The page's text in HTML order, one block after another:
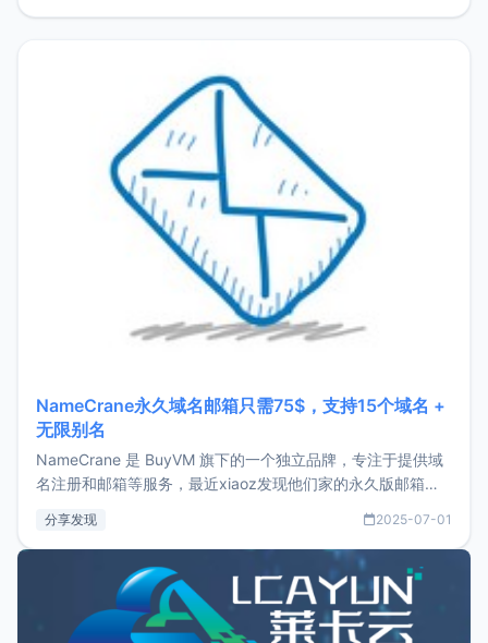
NameCrane永久域名邮箱只需75$，支持15个域名 +
无限别名
NameCrane 是 BuyVM 旗下的一个独立品牌，专注于提供域
名注册和邮箱等服务，最近xiaoz发现他们家的永久版邮箱服
又实惠的域名邮箱，不妨尝试一下 NameCrane。注册
NameCraneNameCrane不支持直接注册，必须要购买
分享发现 2025-07-01